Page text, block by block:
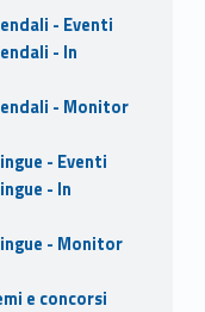
- Eventi
- In
- Monitor
- Eventi
- In
- Monitor
e concorsi